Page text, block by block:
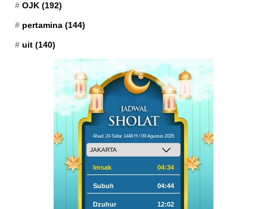
OJK (192)
pertamina (144)
uit (140)
Ahad, 24 Safar 1448 H / 09 Agustus 2026
Imsak 04:34
Subuh 04:44
Dzuhur 12:02